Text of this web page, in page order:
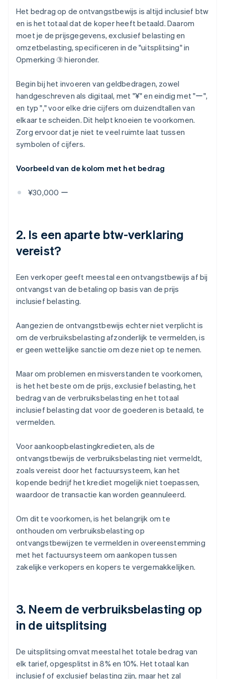
Het bedrag op de ontvangstbewijs is altijd inclusief btw
en is het totaal dat de koper heeft betaald. Daarom
moet je de prijsgegevens, exclusief belasting en
omzetbelasting, specificeren in de "uitsplitsing" in
Opmerking ③ hieronder.
Begin bij het invoeren van geldbedragen, zowel
handgeschreven als digitaal, met "¥" en eindig met "ー",
en typ "," voor elke drie cijfers om duizendtallen van
elkaar te scheiden. Dit helpt knoeien te voorkomen.
Zorg ervoor dat je niet te veel ruimte laat tussen
symbolen of cijfers.
Voorbeeld van de kolom met het bedrag
¥30,000 ー
2. Is een aparte btw-verklaring
vereist?
Een verkoper geeft meestal een ontvangstbewijs af bij
ontvangst van de betaling op basis van de prijs
inclusief belasting.
Aangezien de ontvangstbewijs echter niet verplicht is
om de verbruiksbelasting afzonderlijk te vermelden, is
er geen wettelijke sanctie om deze niet op te nemen.
Maar om problemen en misverstanden te voorkomen,
is het het beste om de prijs, exclusief belasting, het
bedrag van de verbruiksbelasting en het totaal
inclusief belasting dat voor de goederen is betaald, te
vermelden.
Voor aankoopbelastingkredieten, als de
ontvangstbewijs de verbruiksbelasting niet vermeldt,
zoals vereist door het factuursysteem, kan het
kopende bedrijf het krediet mogelijk niet toepassen,
waardoor de transactie kan worden geannuleerd.
Om dit te voorkomen, is het belangrijk om te
onthouden om verbruiksbelasting op
ontvangstbewijzen te vermelden in overeenstemming
met het factuursysteem om aankopen tussen
zakelijke verkopers en kopers te vergemakkelijken.
3. Neem de verbruiksbelasting op
in de uitsplitsing
De uitsplitsing omvat meestal het totale bedrag van
elk tarief, opgesplitst in 8% en 10%. Het totaal kan
inclusief of exclusief belasting zijn, maar het zal